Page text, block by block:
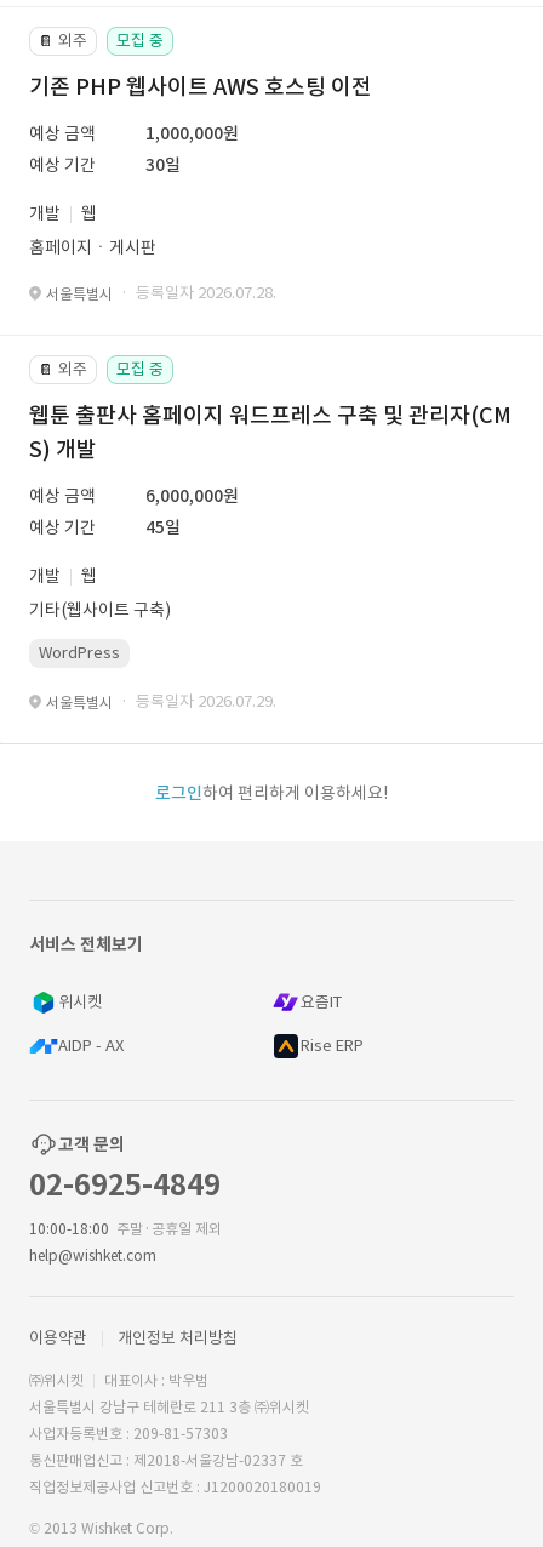
📔 외주 모집 중
기존 PHP 웹사이트 AWS 호스팅 이전
예상 금액
1,000,000원
예상 기간
30일
개발
웹
홈페이지ㆍ게시판
서울특별시 · 등록일자 2026.07.28.
📔 외주 모집 중
웹툰 출판사 홈페이지 워드프레스 구축 및 관리자(CM
S) 개발
예상 금액
6,000,000원
예상 기간
45일
개발
웹
기타(웹사이트 구축)
WordPress
서울특별시 · 등록일자 2026.07.29.
로그인하여 편리하게 이용하세요!
서비스 전체보기
위시켓 요즘IT
AIDP - AX Rise ERP
고객 문의
02-6925-4849
10:00-18:00 주말·공휴일 제외
help@wishket.com
이용약관 개인정보 처리방침
㈜위시켓
대표이사 : 박우범
서울특별시 강남구 테헤란로 211 3층 ㈜위시켓
사업자등록번호 : 209-81-57303
통신판매업신고 : 제2018-서울강남-02337 호
직업정보제공사업 신고번호 : J1200020180019
© 2013 Wishket Corp.